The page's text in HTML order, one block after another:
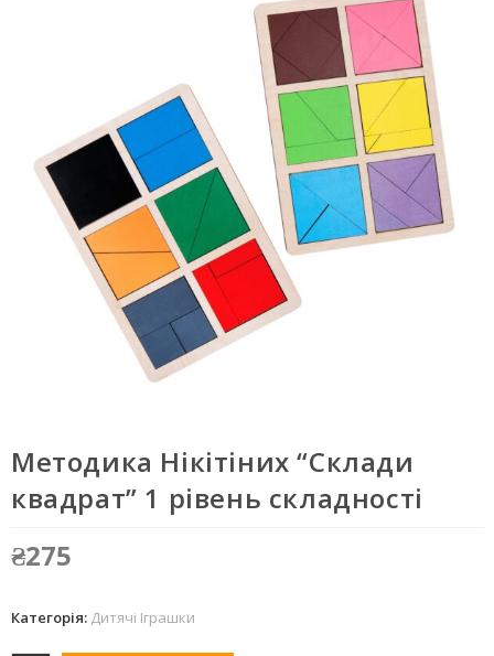
Методика Нікітіних “Склади
квадрат” 1 рівень складності
₴275
Категорія: Дитячі Іграшки